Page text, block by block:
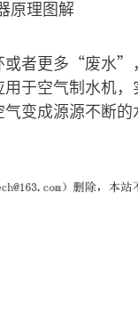
或者更多“废水”
于空气制水机
变成源源不断的